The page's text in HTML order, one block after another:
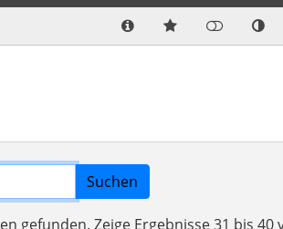
Suchen
gefunden. Zeige Ergebnisse 31 bis 40